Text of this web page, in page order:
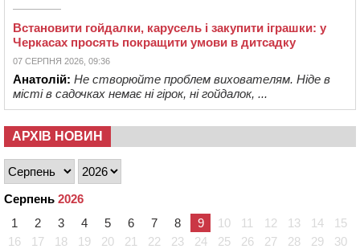
Встановити гойдалки, карусель і закупити іграшки: у
Черкасах просять покращити умови в дитсадку
07 СЕРПНЯ 2026, 09:36
Анатолій: Не створюйте проблем вихователям. Ніде в
місті в садочках немає ні гірок, ні гойдалок, ...
АРХІВ НОВИН
Серпень 2026
1
2 3 4 5 6 7 8 9 10 11 12 13 14
15
16
17 18 19 20 21 22 23 24 25 26 27 28 29
30